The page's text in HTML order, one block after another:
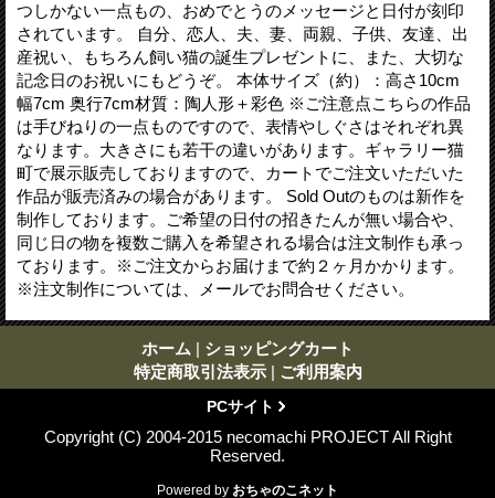
つしかない一点もの、おめでとうのメッセージと日付が刻印
されています。 自分、恋人、夫、妻、両親、子供、友達、出
産祝い、もちろん飼い猫の誕生プレゼントに、また、大切な
記念日のお祝いにもどうぞ。 本体サイズ（約）：高さ10cm
幅7cm 奥行7cm材質：陶人形＋彩色 ※ご注意点こちらの作品
は手びねりの一点ものですので、表情やしぐさはそれぞれ異
なります。大きさにも若干の違いがあります。ギャラリー猫
町で展示販売しておりますので、カートでご注文いただいた
作品が販売済みの場合があります。 Sold Outのものは新作を
制作しております。ご希望の日付の招きたんが無い場合や、
同じ日の物を複数ご購入を希望される場合は注文制作も承っ
ております。※ご注文からお届けまで約２ヶ月かかります。
※注文制作については、メールでお問合せください。
ホーム | ショッピングカート
特定商取引法表示 | ご利用案内
PCサイト
Copyright (C) 2004-2015 necomachi PROJECT All Right
Reserved.
Powered by おちゃのこネット